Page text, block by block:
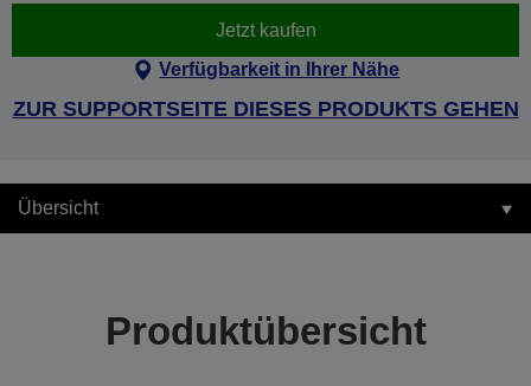
Jetzt kaufen
Verfügbarkeit in Ihrer Nähe
ZUR SUPPORTSEITE DIESES PRODUKTS GEHEN
Übersicht
Produktübersicht